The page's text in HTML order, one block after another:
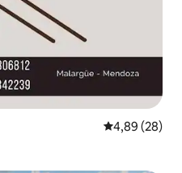
Priemerné
4,89 (28)